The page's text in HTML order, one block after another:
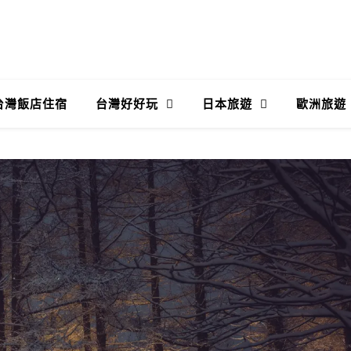
灣飯店住宿 台灣好好玩 日本旅遊 歐洲旅遊